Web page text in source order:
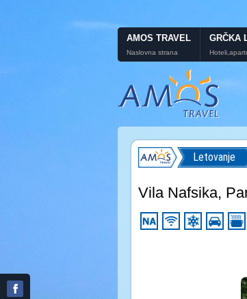
AMOS TRAVEL
Naslovna strana
GRČKA
Letovanje
Vila Nafsika,